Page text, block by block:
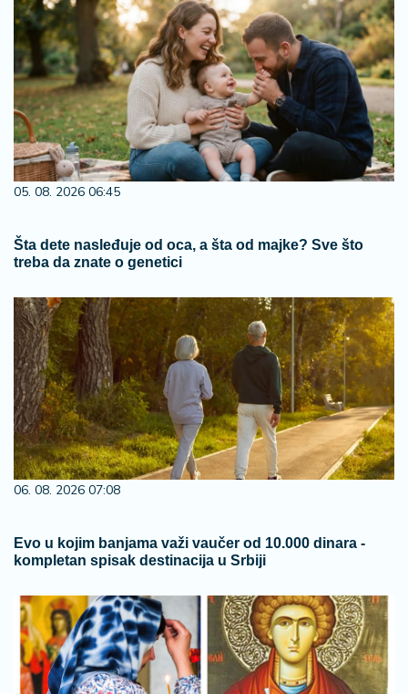
05. 08. 2026 06:45
Šta dete nasleđuje od oca, a šta od majke? Sve što
treba da znate o genetici
06. 08. 2026 07:08
Evo u kojim banjama važi vaučer od 10.000 dinara -
kompletan spisak destinacija u Srbiji